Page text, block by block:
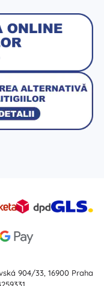
904/33, 16900 Praha